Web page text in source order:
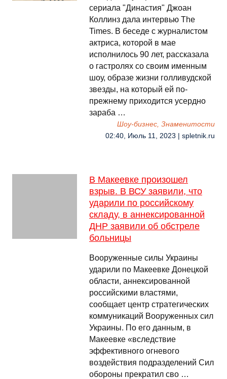
сериала "Династия" Джоан
Коллинз дала интервью The
Times. В беседе с журналистом
актриса, которой в мае
исполнилось 90 лет, рассказала
о гастролях со своим именным
шоу, образе жизни голливудской
звезды, на который ей по-
прежнему приходится усердно
зараба …
Шоу-бизнес, Знаменитости
02:40, Июль 11, 2023 | spletnik.ru
В Макеевке произошел
взрыв. В ВСУ заявили, что
ударили по российскому
складу, в аннексированной
ДНР заявили об обстреле
больницы
Вооруженные силы Украины
ударили по Макеевке Донецкой
области, аннексированной
российскими властями,
сообщает центр стратегических
коммуникаций Вооруженных сил
Украины. По его данным, в
Макеевке «вследствие
эффективного огневого
воздействия подразделений Сил
обороны прекратил сво …